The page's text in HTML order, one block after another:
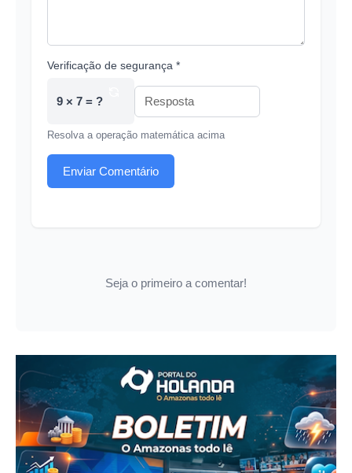
Verificação de segurança *
9 × 7 = ?
Resolva a operação matemática acima
Enviar Comentário
Seja o primeiro a comentar!